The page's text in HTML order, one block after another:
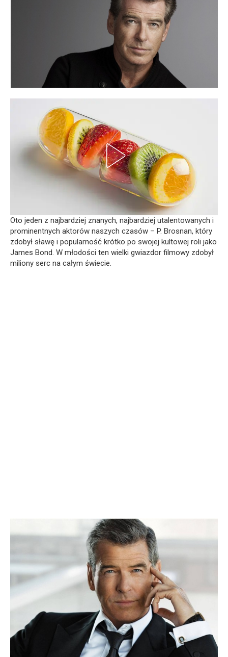
Oto jeden z najbardziej znanych, najbardziej utalentowanych i
prominentnych aktorów naszych czasów – P. Brosnan, który
zdobył sławę i popularność krótko po swojej kultowej roli jako
James Bond. W młodości ten wielki gwiazdor filmowy zdobył
miliony serc na całym świecie.